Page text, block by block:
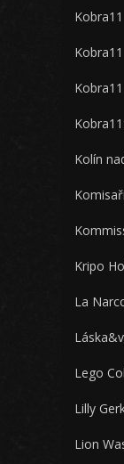
Kobra11
Kolín
Komisaři
Kripo
La
Lego
Lilly
Lion